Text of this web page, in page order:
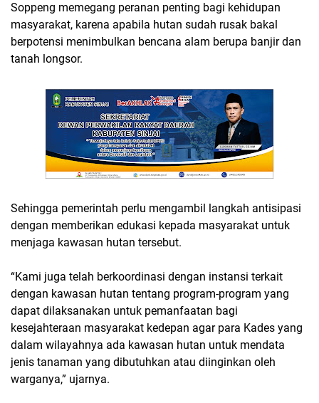
Soppeng memegang peranan penting bagi kehidupan
masyarakat, karena apabila hutan sudah rusak bakal
berpotensi menimbulkan bencana alam berupa banjir dan
tanah longsor.
Sehingga pemerintah perlu mengambil langkah antisipasi
dengan memberikan edukasi kepada masyarakat untuk
menjaga kawasan hutan tersebut.
“Kami juga telah berkoordinasi dengan instansi terkait
dengan kawasan hutan tentang program-program yang
dapat dilaksanakan untuk pemanfaatan bagi
kesejahteraan masyarakat kedepan agar para Kades yang
dalam wilayahnya ada kawasan hutan untuk mendata
jenis tanaman yang dibutuhkan atau diinginkan oleh
warganya,” ujarnya.